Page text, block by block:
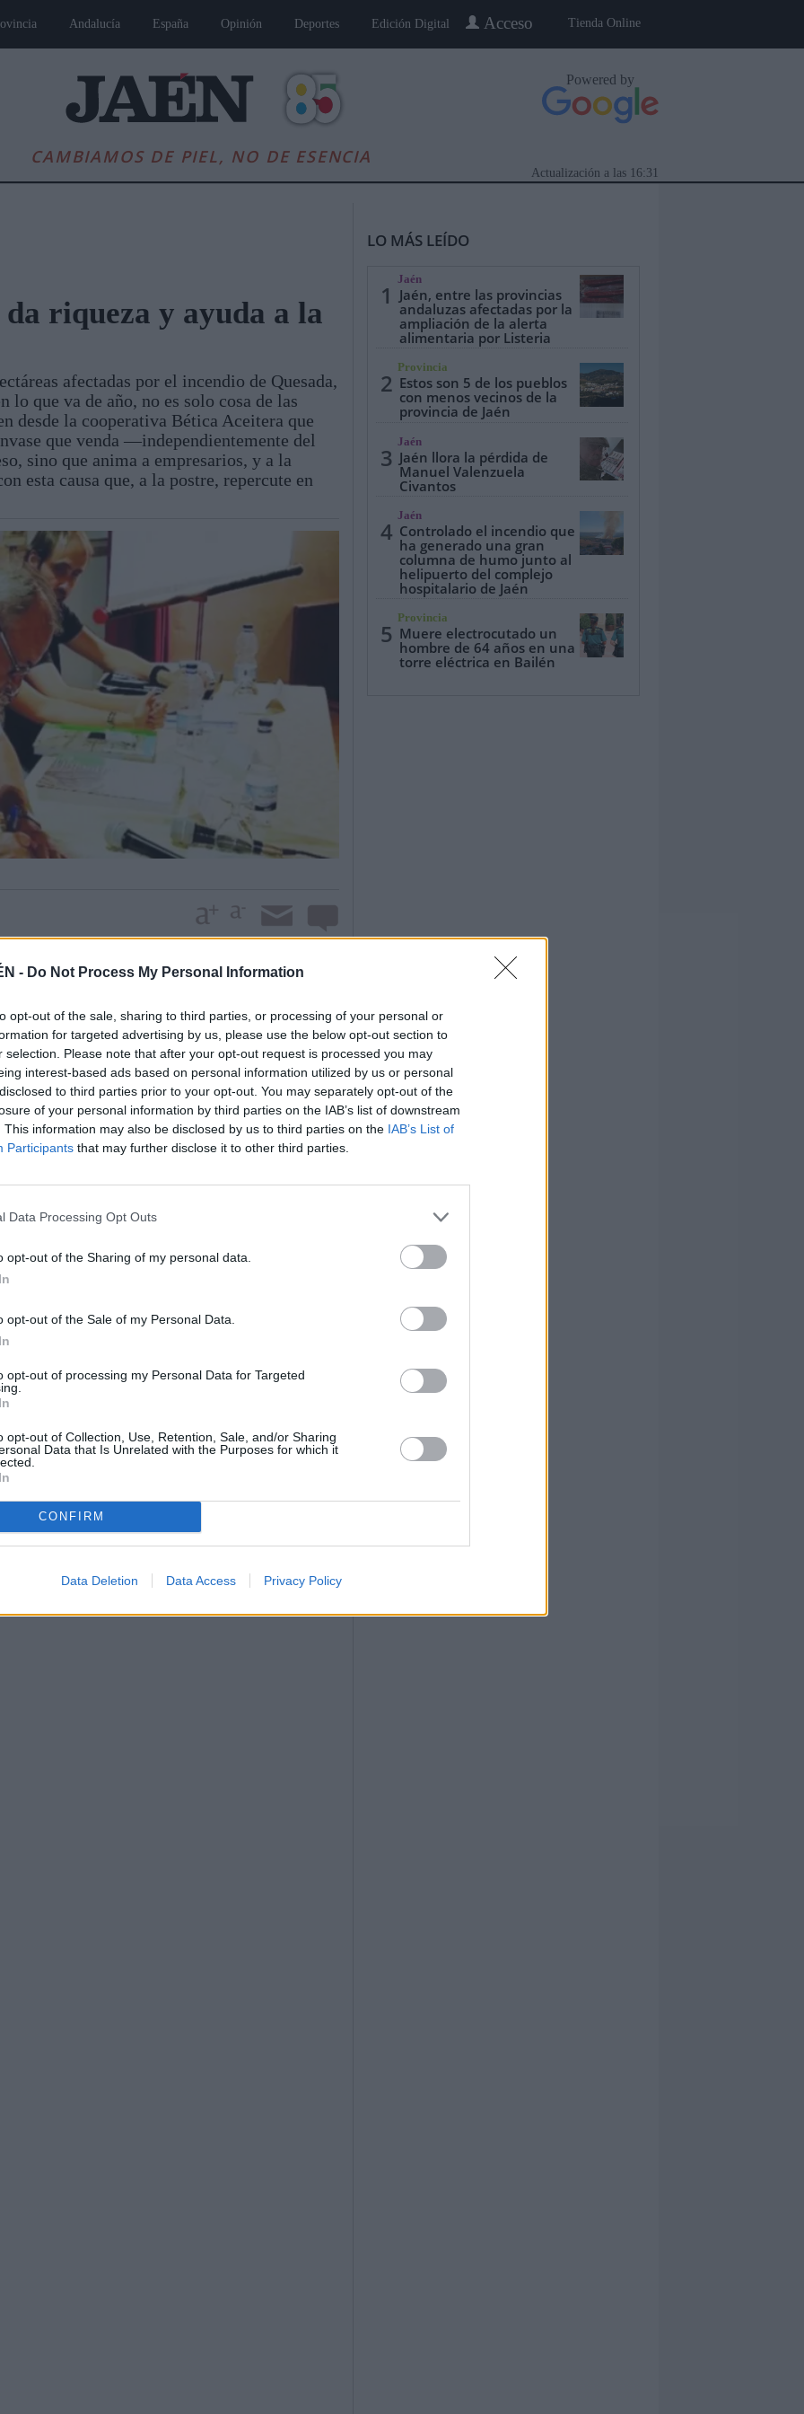
- Do Not Process My Personal Information
opt-out of the sale, sharing to third parties, or processing of your personal or
for targeted advertising by us, please use the below opt-out section to
selection. Please note that after your opt-out request is processed you may
interest-based ads based on personal information utilized by us or personal
to third parties prior to your opt-out. You may separately opt-out of the
of your personal information by third parties on the IAB’s list of downstream
This information may also be disclosed by us to third parties on the IAB’s List of
Participants that may further disclose it to other third parties.
Data Processing Opt Outs
opt-out of the Sharing of my personal data.
opt-out of the Sale of my Personal Data.
opt-out of processing my Personal Data for Targeted
opt-out of Collection, Use, Retention, Sale, and/or Sharing
Data that Is Unrelated with the Purposes for which it
CONFIRM
Data Deletion Data Access Privacy Policy
Tienda Online
Acceso
Andalucía España Opinión Deportes Edición Digital
CAMBIAMOS DE PIEL, NO DE ESENCIA
Powered by
16:31
Actualización a las
Jaén, Pueblo a Pueblo Gente Especiales
riqueza y ayuda a la
afectadas por el incendio de Quesada,
lo que va de año, no es solo cosa de las
desde la cooperativa Bética Aceitera que
que venda —independientemente del
sino que anima a empresarios, y a la
esta causa que, a la postre, repercute en
de la Sociedad Cooperativa Andaluza Bética
precio de cada envase de los aceites de oliva
marca Pico Cabañas para el plan de reforestación
desconocen cuánto dinero se recaudará.
explicó, en verano, que los 2.500
de forma activa en la recuperación
integrar y servir de acicate a la participación de
es vital para los terrenos arrasados. “Queremos
sociedad quesadeña, jiennense, andaluza y
sociedad andaluza y española a que participe de
muchos quienes colaboremos en paliar los daños
y proteger la naturaleza es un asunto de todos.
se sume a esta iniciativa para mostrar la
su presidente.
de Huesa solicitó, tanto al consejero de Medio
del Gobierno, Juan Lillo, la necesidad de dar
por un periodo de entre cinco y diez años.
el éxito en la capacidad de recuperación del monte.
generar empleo en los municipios afectados por el
recolección de la aceituna, independientemente de
labores de recuperación del incendio.
LO MÁS LEÍDO
1
Jaén
Jaén, entre las provincias
andaluzas afectadas por la
ampliación de la alerta
alimentaria por Listeria
2
Provincia
Estos son 5 de los pueblos
con menos vecinos de la
provincia de Jaén
3
Jaén
Jaén llora la pérdida de
Manuel Valenzuela
Civantos
4
Jaén
Controlado el incendio que
ha generado una gran
columna de humo junto al
helipuerto del complejo
hospitalario de Jaén
5
Provincia
Muere electrocutado un
hombre de 64 años en una
torre eléctrica en Bailén